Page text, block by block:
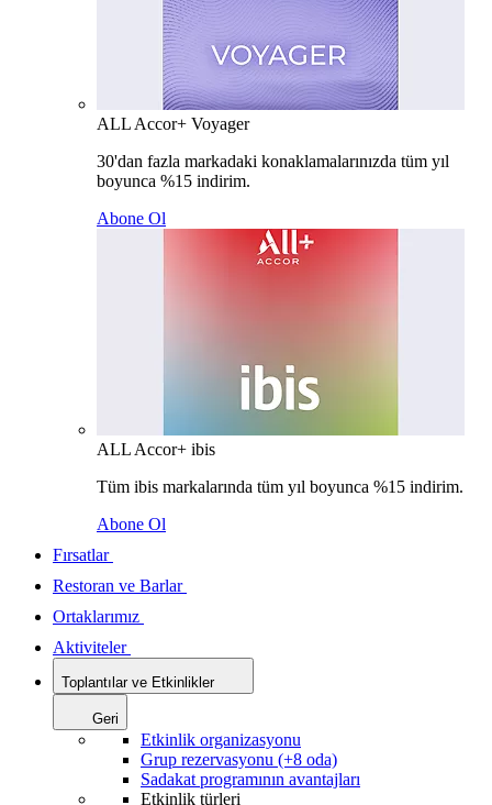
ALL Accor+ Voyager
30'dan fazla markadaki konaklamalarınızda tüm yıl
boyunca %15 indirim.
Abone Ol
ALL Accor+ ibis
Tüm ibis markalarında tüm yıl boyunca %15 indirim.
Abone Ol
Fırsatlar
Restoran ve Barlar
Ortaklarımız
Aktiviteler
Toplantılar ve Etkinlikler
Geri
Etkinlik organizasyonu
Grup rezervasyonu (+8 oda)
Sadakat programının avantajları
Etkinlik türleri